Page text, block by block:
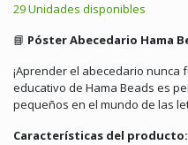
29 Unidades disponibles
📘 Póster Abecedario Hama
¡Aprender el abecedario nunca
educativo de Hama Beads es
pequeños en el mundo de las
Características del producto: